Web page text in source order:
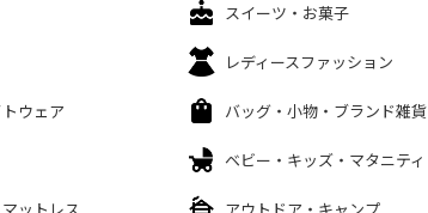
スイーツ・お菓子
レディースファッション
ウェア バッグ・小物・ブランド雑貨
ベビー・キッズ・マタニティ